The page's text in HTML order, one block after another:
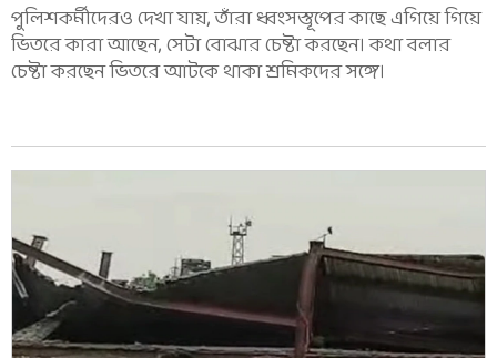
পুলিশকর্মীদেরও দেখা যায়, তাঁরা ধ্বংসস্তূপের কাছে এগিয়ে গিয়ে
ভিতরে কারা আছেন, সেটা বোঝার চেষ্টা করছেন। কথা বলার
চেষ্টা করছেন ভিতরে আটকে থাকা শ্রমিকদের সঙ্গে।